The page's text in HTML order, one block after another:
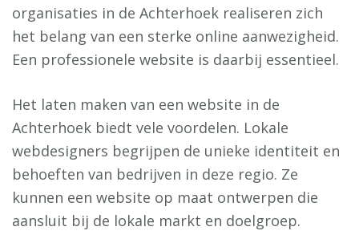
organisaties in de Achterhoek realiseren zich
het belang van een sterke online aanwezigheid.
Een professionele website is daarbij essentieel.
Het laten maken van een website in de
Achterhoek biedt vele voordelen. Lokale
webdesigners begrijpen de unieke identiteit en
behoeften van bedrijven in deze regio. Ze
kunnen een website op maat ontwerpen die
aansluit bij de lokale markt en doelgroep.